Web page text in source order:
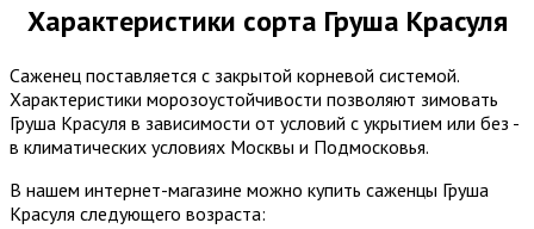
Характеристики сорта Груша Красуля
Саженец поставляется с закрытой корневой системой.
Характеристики морозоустойчивости позволяют зимовать
Груша Красуля в зависимости от условий с укрытием или без -
в климатических условиях Москвы и Подмосковья.
В нашем интернет-магазине можно купить саженцы Груша
Красуля следующего возраста: